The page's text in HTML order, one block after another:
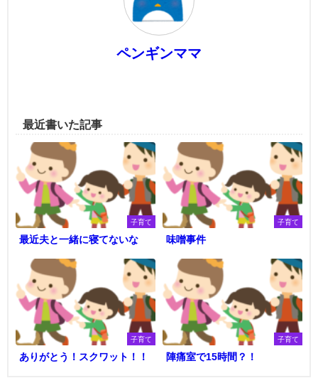
ペンギンママ
最近書いた記事
子育て
最近夫と一緒に寝てないな
子育て
味噌事件
子育て
ありがとう！スクワット！！
子育て
陣痛室で15時間？！